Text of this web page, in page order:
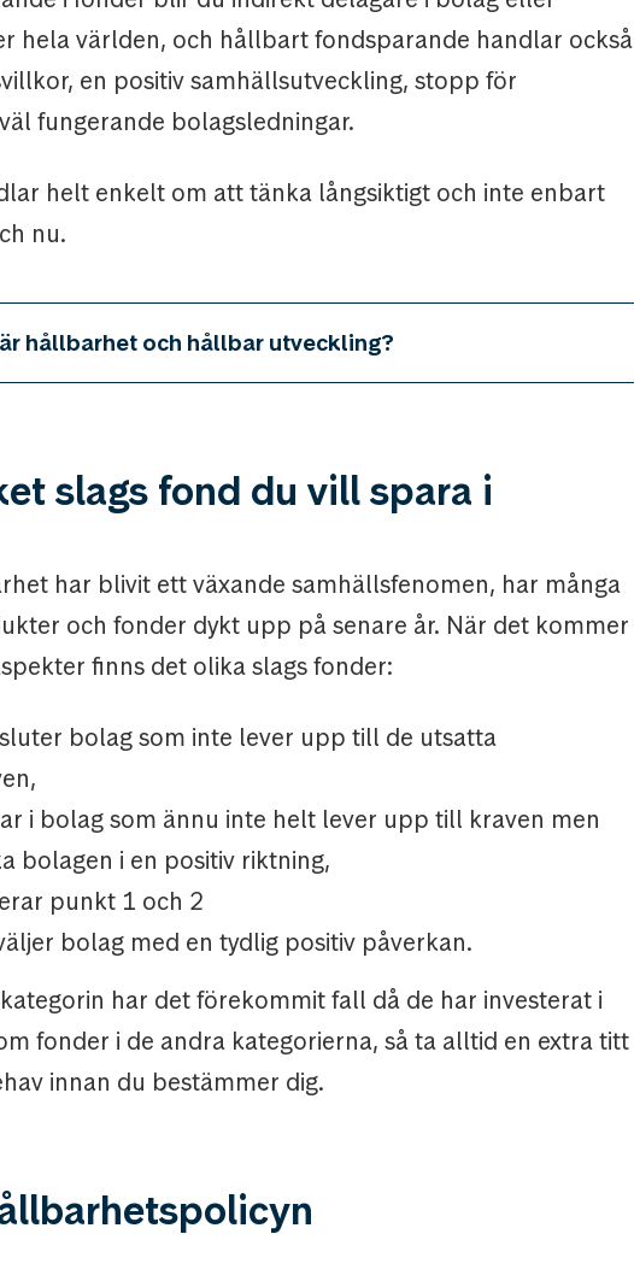
hela världen, och hållbart fondsparande handlar också
en positiv samhällsutveckling, stopp för
fungerande bolagsledningar.
helt enkelt om att tänka långsiktigt och inte enbart
nu.
hållbarhet och hållbar utveckling?
slags fond du vill spara i
har blivit ett växande samhällsfenomen, har många
och fonder dykt upp på senare år. När det kommer
finns det olika slags fonder:
bolag som inte lever upp till de utsatta
i bolag som ännu inte helt lever upp till kraven men
bolagen i en positiv riktning,
punkt 1 och 2
bolag med en tydlig positiv påverkan.
har det förekommit fall då de har investerat i
fonder i de andra kategorierna, så ta alltid en extra titt
innan du bestämmer dig.